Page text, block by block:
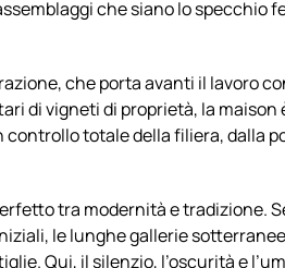
che siano lo specchio
che porta avanti il lavoro
di vigneti di proprietà, la maison
totale della filiera, dalla
tra modernità e tradizione.
le lunghe gallerie
Qui, il silenzio, l’oscurità e